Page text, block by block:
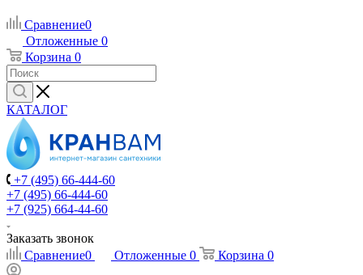
Сравнение0
Отложенные 0
Корзина 0
КАТАЛОГ
+7 (495) 66-444-60
+7 (495) 66-444-60
+7 (925) 664-44-60
Заказать звонок
Сравнение0 Отложенные 0 Корзина 0